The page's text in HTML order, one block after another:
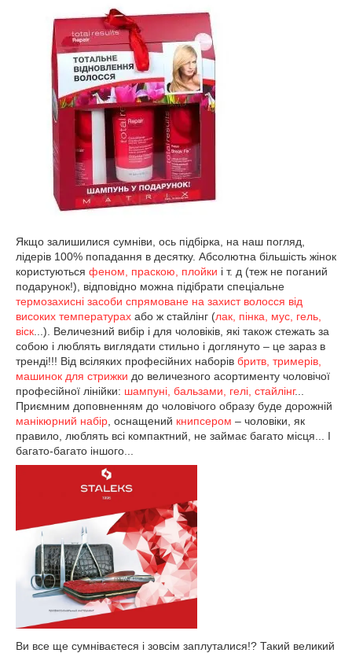
Якщо залишилися сумніви, ось підбірка, на наш погляд,
лідерів 100% попадання в десятку. Абсолютна більшість жінок
користуються феном, праскою, плойки і т. д (теж не поганий
подарунок!), відповідно можна підібрати спеціальне
термозахисні засоби спрямоване на захист волосся від
високих температурах або ж стайлінг (лак, пінка, мус, гель,
віск ...). Величезний вибір і для чоловіків, які також стежать за
собою і люблять виглядати стильно і доглянуто – це зараз в
тренді!!! Від всіляких професійних наборів бритв, тримерів,
машинок для стрижки до величезного асортименту чоловічої
професійної лінійки: шампуні, бальзами, гелі, стайлінг...
Приємним доповненням до чоловічого образу буде дорожній
манікюрний набір , оснащений книпсером – чоловіки, як
правило, люблять всі компактний, не займає багато місця... І
багато-багато іншого...
Ви все ще сумніваєтеся і зовсім заплуталися!? Такий великий